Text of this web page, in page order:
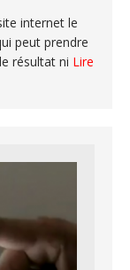
internet le
peut prendre
résultat ni Lire